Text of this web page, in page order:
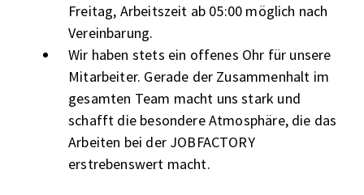
Freitag, Arbeitszeit ab 05:00 möglich nach
Vereinbarung.
Wir haben stets ein offenes Ohr für unsere
Mitarbeiter. Gerade der Zusammenhalt im
gesamten Team macht uns stark und
schafft die besondere Atmosphäre, die das
Arbeiten bei der JOBFACTORY
erstrebenswert macht.